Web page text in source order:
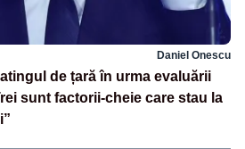
Daniel Onescu
de țară în urma evaluării
sunt factorii-cheie care stau la